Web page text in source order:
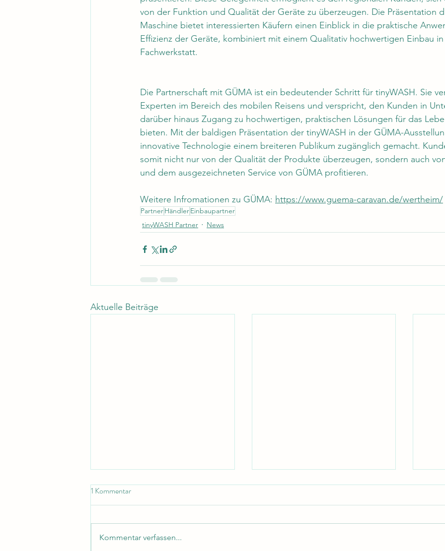
von der Funktion und Qualität der Geräte zu überzeugen. Die Präsentation
Maschine bietet interessierten Käufern einen Einblick in die praktische
Effizienz der Geräte, kombiniert mit einem Qualitativ hochwertigen Einbau
Fachwerkstatt.
Die Partnerschaft mit GÜMA ist ein bedeutender Schritt für tinyWASH. Sie
Experten im Bereich des mobilen Reisens und verspricht, den Kunden in
darüber hinaus Zugang zu hochwertigen, praktischen Lösungen für das
bieten. Mit der baldigen Präsentation der tinyWASH in der GÜMA-
innovative Technologie einem breiteren Publikum zugänglich gemacht.
somit nicht nur von der Qualität der Produkte überzeugen, sondern auch
und dem ausgezeichneten Service von GÜMA profitieren.
Weitere Infromationen zu GÜMA: https://www.guema-caravan.de/wertheim/
PartnerHändlerEinbaupartner
tinyWASH Partner
News
Aktuelle Beiträge
1 Kommentar
Kommentar verfassen...